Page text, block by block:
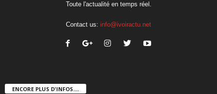
Toute l'actualité en temps réel.
Contact us: info@ivoiractu.net
ENCORE PLUS D'INFOS....